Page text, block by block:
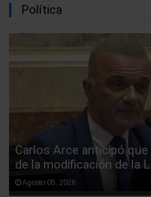
Política
Carlos Arce anticipó
de la modificación de la
Agosto 05, 2026